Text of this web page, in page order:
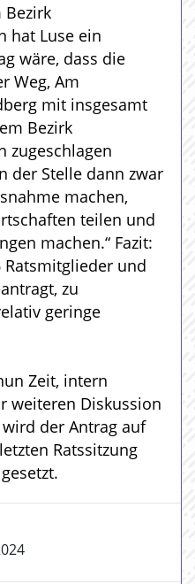
Bezirk
hat Luse ein
wäre, dass die
Weg, Am
mit insgesamt
Bezirk
zugeschlagen
der Stelle dann zwar
machen,
teilen und
machen.“ Fazit:
Ratsmitglieder und
zu
geringe
Zeit, intern
weiteren Diskussion
der Antrag auf
Ratssitzung